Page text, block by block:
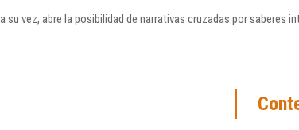
vez, abre la posibilidad de narrativas cruzadas por saberes